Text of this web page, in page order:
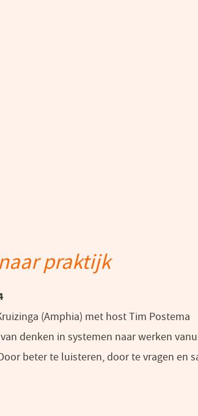
praktijk
(Amphia) met host Tim Postema
denken in systemen naar werken
beter te luisteren, door te vragen en